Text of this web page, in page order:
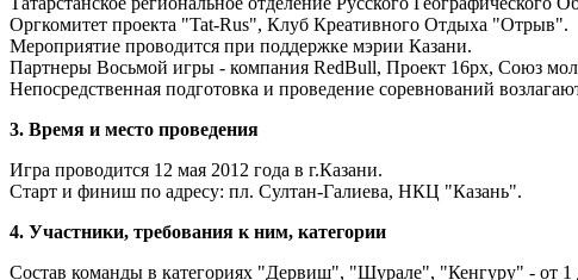
Оргкомитет проекта "Tat-Rus", Клуб Креативного Отдыха "Отрыв".
Мероприятие проводится при поддержке мэрии Казани.
Партнеры Восьмой игры - компания RedBull, Проект 16рх, Союз
Непосредственная подготовка и проведение соревнований
3. Время и место проведения
Игра проводится 12 мая 2012 года в г.Казани.
Старт и финиш по адресу: пл. Султан-Галиева, НКЦ "Казань".
4. Участники, требования к ним, категории
Состав команды в категориях "Дервиш", "Шурале", "Кенгуру" - от